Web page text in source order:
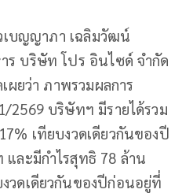
เบญญาภา เฉลิมวัฒน์
ร บริษัท โปร อินไซด์ จำกัด
ผยว่า ภาพรวมผลการ
2569 บริษัทฯ มีรายได้รวม
เทียบงวดเดียวกันของปี
ละมีกำไรสุทธิ 78 ล้าน
วดเดียวกันของปีก่อนอยู่ที่